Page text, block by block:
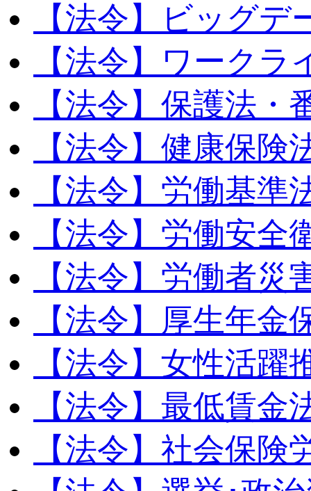
【法令】ビッグデ
【法令】ワークラ
【法令】保護法・
【法令】健康保険
【法令】労働基準
【法令】労働安全
【法令】労働者災
【法令】厚生年金
【法令】女性活躍
【法令】最低賃金
【法令】社会保険